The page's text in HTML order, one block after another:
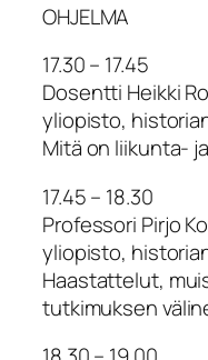
OHJELMA
17.30 – 17.45
Dosentti Heikki
yliopisto,
Mitä on liikunta-
17.45 – 18.30
Professori Pirjo
yliopisto,
Haastattelut,
tutkimuksen